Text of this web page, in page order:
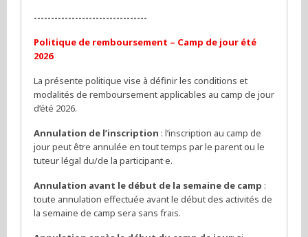
---------------------------------
Politique de remboursement – Camp de jour été
2026
La présente politique vise à définir les conditions et
modalités de remboursement applicables au camp de jour
d’été 2026.
Annulation de l’inscription : l’inscription au camp de
jour peut être annulée en tout temps par le parent ou le
tuteur légal du/de la participant·e.
Annulation avant le début de la semaine de camp :
toute annulation effectuée avant le début des activités de
la semaine de camp sera sans frais.